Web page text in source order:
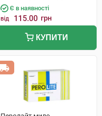
Є в наявності
від 115.00 грн
КУПИТИ